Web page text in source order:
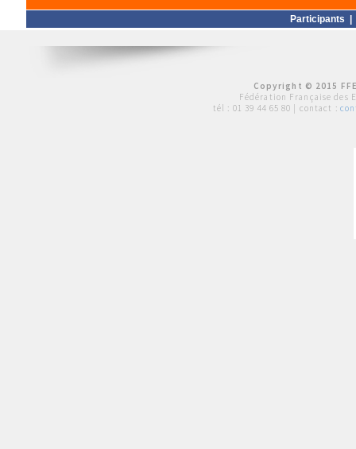
Participants
Copyright © 2015
Fédération Française des
tél : 01 39 44 65 80 | contact :